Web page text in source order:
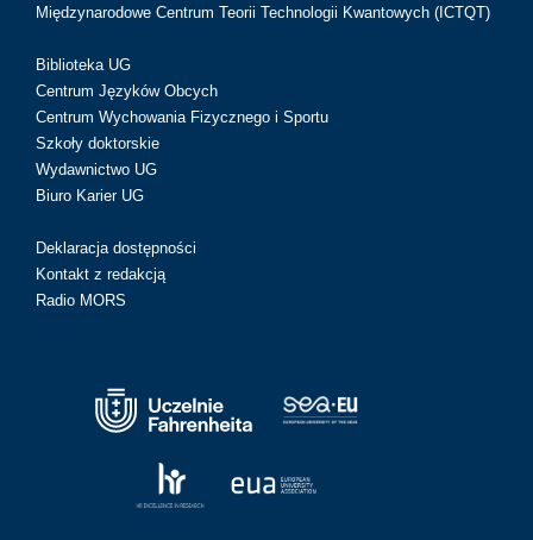
Międzynarodowe Centrum Teorii Technologii Kwantowych (ICTQT)
Biblioteka UG
Centrum Języków Obcych
Centrum Wychowania Fizycznego i Sportu
Szkoły doktorskie
Wydawnictwo UG
Biuro Karier UG
Deklaracja dostępności
Kontakt z redakcją
Radio MORS